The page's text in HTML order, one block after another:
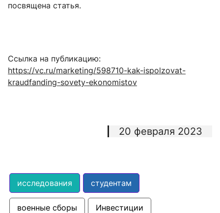
посвящена статья.
Ссылка на публикацию:
https://vc.ru/marketing/598710-kak-ispolzovat-
kraudfanding-sovety-ekonomistov
20 февраля 2023
исследования студентам
военные сборы Инвестиции